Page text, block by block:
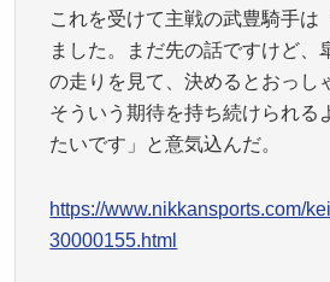
これを受けて主戦の武豊騎手は
ました。まだ先の話ですけど、
の走りを見て、決めるとおっし
そういう期待を持ち続けられる
たいです」と意気込んだ。
https://www.nikkansports.com/
30000155.html